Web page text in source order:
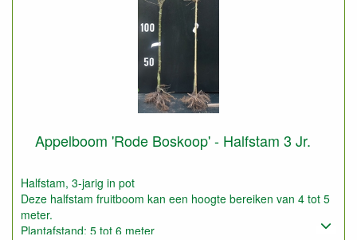
Appelboom 'Rode Boskoop' - Halfstam 3 Jr.
Halfstam, 3-jarig in pot
Deze halfstam fruitboom kan een hoogte bereiken van 4 tot 5
meter.
Plantafstand: 5 tot 6 meter